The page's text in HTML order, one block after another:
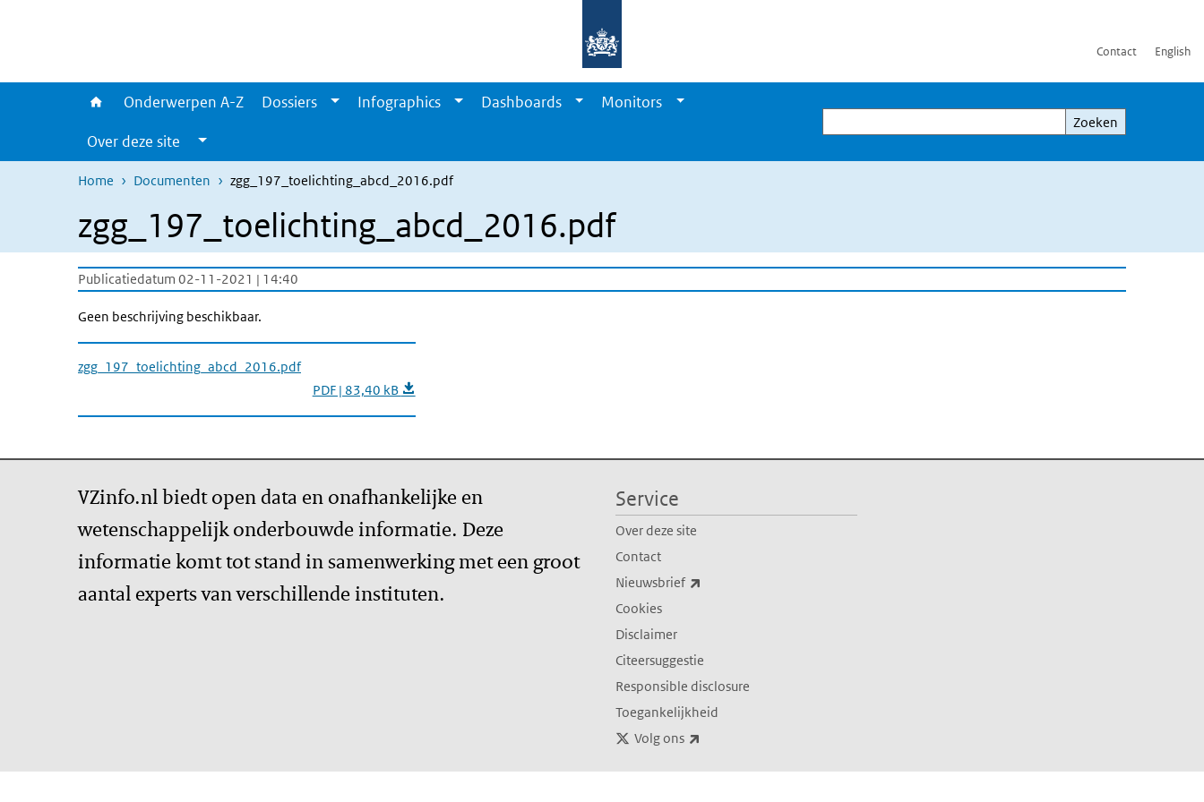
Contact English
Onderwerpen A-Z Dossiers Infographics Dashboards
Monitors
Over deze site
Zoeken
Zoeken
Home Documenten zgg_197_toelichting_abcd_2016.pdf
zgg_197_toelichting_abcd_2016.pdf
Publicatiedatum 02-11-2021 | 14:40
Geen beschrijving beschikbaar.
zgg_197_toelichting_abcd_2016.pdf
PDF | 83,40 kB
VZinfo.nl biedt open data en onafhankelijke en
wetenschappelijk onderbouwde informatie. Deze
informatie komt tot stand in samenwerking met een groot
aantal experts van verschillende instituten.
Service
Over deze site
Contact
Nieuwsbrief
Cookies
Disclaimer
Citeersuggestie
Responsible disclosure
Toegankelijkheid
Volg ons